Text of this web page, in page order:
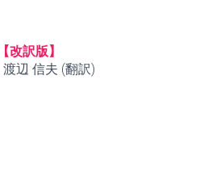
改訳版】
辺 信夫 (翻訳)